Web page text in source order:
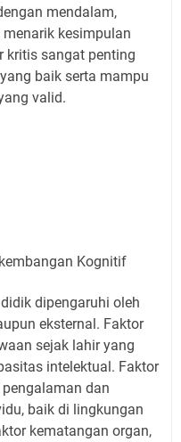
mendalam,
kesimpulan
kritis sangat penting
baik serta mampu
valid.
Kognitif
dipengaruhi oleh
eksternal. Faktor
sejak lahir yang
intelektual. Faktor
dan
baik di lingkungan
kematangan organ,